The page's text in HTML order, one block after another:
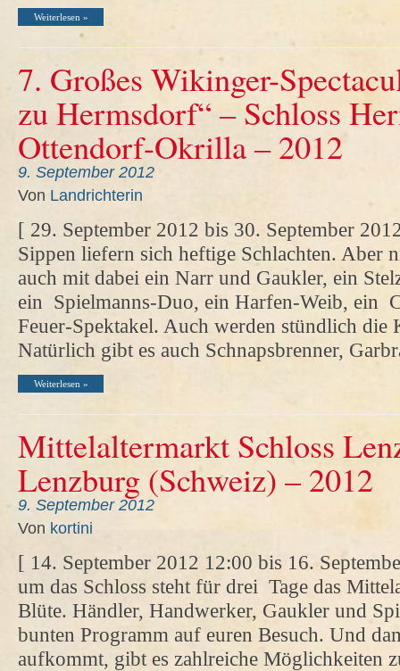
Weiterlesen »
7. Großes Wikinger-
zu Hermsdorf“ – Schloss
Ottendorf-Okrilla – 2012
9. September 2012
Von Landrichterin
[ 29. September 2012 bis 30. September
Sippen liefern sich heftige Schlachten. Aber
auch mit dabei ein Narr und Gaukler, ein
ein Spielmanns-Duo, ein Harfen-Weib, ein
Feuer-Spektakel. Auch werden stündlich die
Natürlich gibt es auch Schnapsbrenner,
Weiterlesen »
Mittelaltermarkt Schloss
Lenzburg (Schweiz) – 2012
9. September 2012
Von kortini
[ 14. September 2012 12:00 bis 16.
um das Schloss steht für drei Tage das
Blüte. Händler, Handwerker, Gaukler und
bunten Programm auf euren Besuch. Und
aufkommt, gibt es zahlreiche Möglichkeiten